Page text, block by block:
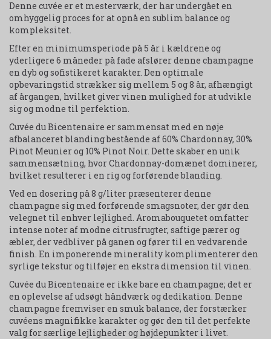
Denne cuvée er et mesterværk, der har undergået en
omhyggelig proces for at opnå en sublim balance og
kompleksitet.
Efter en minimumsperiode på 5 år i kældrene og
yderligere 6 måneder på fade afslører denne champagne
en dyb og sofistikeret karakter. Den optimale
opbevaringstid strækker sig mellem 5 og 8 år, afhængigt
af årgangen, hvilket giver vinen mulighed for at udvikle
sig og modne til perfektion.
Cuvée du Bicentenaire er sammensat med en nøje
afbalanceret blanding bestående af 60% Chardonnay, 30%
Pinot Meunier og 10% Pinot Noir. Dette skaber en unik
sammensætning, hvor Chardonnay-domænet dominerer,
hvilket resulterer i en rig og forførende blanding.
Ved en dosering på 8 g/liter præsenterer denne
champagne sig med forførende smagsnoter, der gør den
velegnet til enhver lejlighed. Aromabouquetet omfatter
intense noter af modne citrusfrugter, saftige pærer og
æbler, der vedbliver på ganen og fører til en vedvarende
finish. En imponerende minerality komplimenterer den
syrlige tekstur og tilføjer en ekstra dimension til vinen.
Cuvée du Bicentenaire er ikke bare en champagne; det er
en oplevelse af udsøgt håndværk og dedikation. Denne
champagne fremviser en smuk balance, der forstærker
cuvéens magnifikke karakter og gør den til det perfekte
valg for særlige lejligheder og højdepunkter i livet.